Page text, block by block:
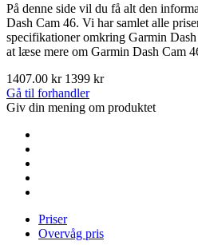
På denne side vil du få alt den
Dash Cam 46. Vi har samlet alle
specifikationer omkring Garmin
at læse mere om Garmin Dash Cam
1407.00 kr 1399 kr
Gå til forhandler
Giv din mening om produktet
Priser
Overvåg pris